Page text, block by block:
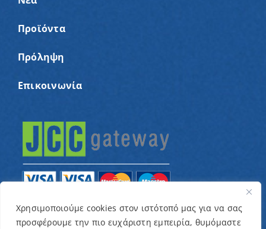
Χρησιμοποιούμε cookies στον ιστότοπό μας για να σας
προσφέρουμε την πιο ευχάριστη εμπειρία, θυμόμαστε
Προϊόντα
Πρόληψη
Επικοινωνία